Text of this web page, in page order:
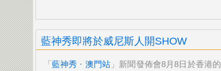
藍神秀即將於威尼斯人開SHOW
「 藍神秀 · 澳門站 」新聞發佈會8月8日於香港